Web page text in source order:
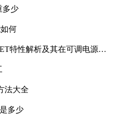
多少
何
特性解析及其在可调电源设
法大全
多少